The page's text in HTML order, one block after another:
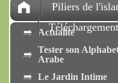
Piliers de
Téléchargement
Actualité
Tester son
Arabe
Le Jardin Intime